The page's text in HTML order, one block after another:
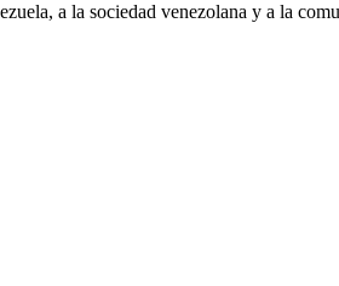
a la sociedad venezolana y a la